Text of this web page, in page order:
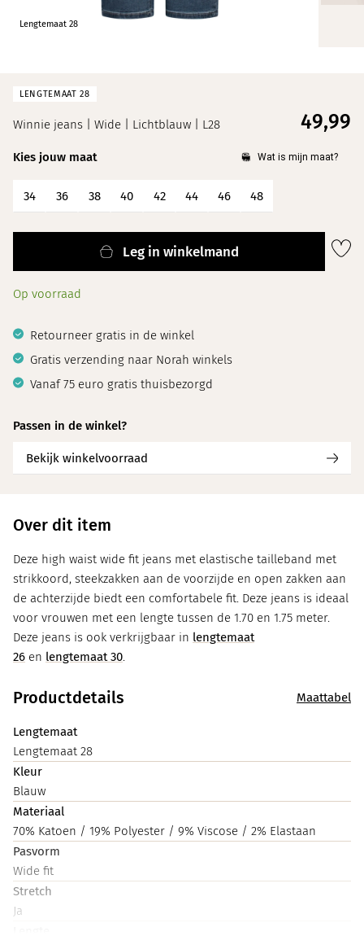
Lengtemaat 28
LENGTEMAAT 28
Winnie jeans | Wide | Lichtblauw | L28 49,99
Kies jouw maat
34 36 38 40 42 44 46 48
Leg in winkelmand
Op voorraad
Retourneer gratis in de winkel
Gratis verzending naar Norah winkels
Vanaf 75 euro gratis thuisbezorgd
Passen in de winkel?
Bekijk winkelvoorraad
Over dit item
Deze high waist wide fit jeans met elastische tailleband met
strikkoord, steekzakken aan de voorzijde en open zakken aan
de achterzijde biedt een comfortabele fit. Deze jeans is ideaal
voor vrouwen met een lengte tussen de 1.70 en 1.75 meter.
Deze jeans is ook verkrijgbaar in lengtemaat
26 en lengtemaat 30.
Productdetails Maattabel
Lengtemaat
Lengtemaat 28
Kleur
Blauw
Materiaal
70% Katoen / 19% Polyester / 9% Viscose / 2% Elastaan
Pasvorm
Wide fit
Stretch
Ja